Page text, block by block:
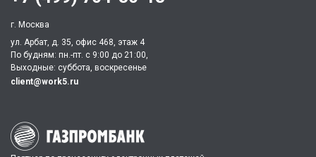
г. Москва
ул. Арбат, д. 35, офис 468, этаж 4
По будням: пн.-пт. c 9:00 до 21:00,
Выходные: суббота, воскресенье
client@work5.ru